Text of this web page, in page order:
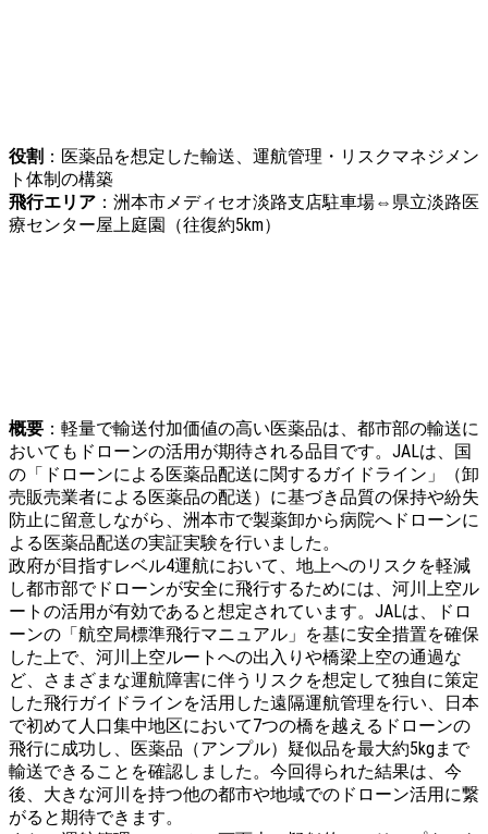
役割 ：医薬品を想定した輸送、運航管理・リスクマネジメン
ト体制の構築
飛行エリア ：洲本市メディセオ淡路支店駐車場⇔県立淡路医
療センター屋上庭園（往復約5km）
概要 ：軽量で輸送付加価値の高い医薬品は、都市部の輸送に
おいてもドローンの活用が期待される品目です。JALは、国
の「ドローンによる医薬品配送に関するガイドライン」（卸
売販売業者による医薬品の配送）に基づき品質の保持や紛失
防止に留意しながら、洲本市で製薬卸から病院へドローンに
よる医薬品配送の実証実験を行いました。
政府が目指すレベル4運航において、地上へのリスクを軽減
し都市部でドローンが安全に飛行するためには、河川上空ル
ートの活用が有効であると想定されています。JALは、ドロ
ーンの「航空局標準飛行マニュアル」を基に安全措置を確保
した上で、河川上空ルートへの出入りや橋梁上空の通過な
ど、さまざまな運航障害に伴うリスクを想定して独自に策定
した飛行ガイドラインを活用した遠隔運航管理を行い、日本
で初めて人口集中地区において7つの橋を越えるドローンの
飛行に成功し、医薬品（アンプル）疑似品を最大約5kgまで
輸送できることを確認しました。今回得られた結果は、今
後、大きな河川を持つ他の都市や地域でのドローン活用に繋
がると期待できます。